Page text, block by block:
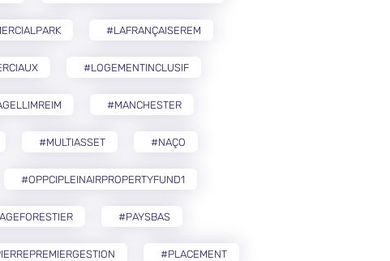
#LAFRANÇAISEREM
#LOGEMENTINCLUSIF
#MANCHESTER
#MULTIASSET #NAÇO
#OPPCIPLEINAIRPROPERTYFUND1
#PAYSBAS
#PLACEMENT